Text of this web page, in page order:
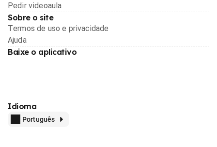
Pedir videoaula
Sobre o site
Termos de uso e privacidade
Ajuda
Baixe o aplicativo
Idioma
Português